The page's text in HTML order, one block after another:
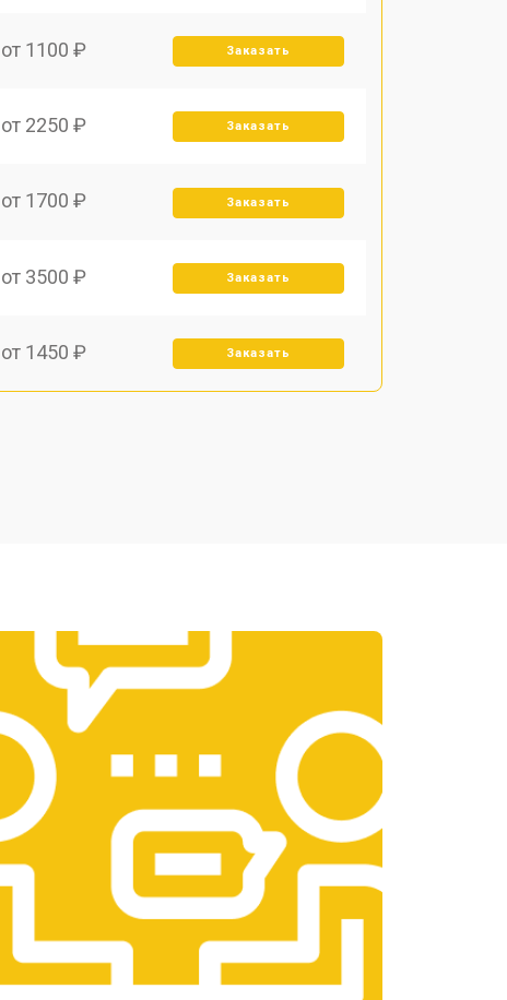
от 1100 ₽ Заказать
от 2250 ₽ Заказать
от 1700 ₽ Заказать
от 3500 ₽ Заказать
от 1450 ₽ Заказать
от 3300 ₽
от 1400 ₽ Заказать
от 2700 ₽ Заказать
от 950 ₽ Заказать
от 1750 ₽